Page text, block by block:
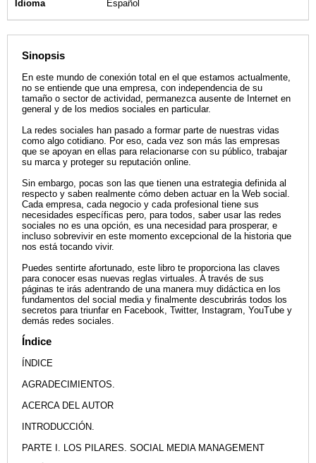
Idioma
Español
Sinopsis
En este mundo de conexión total en el que estamos actualmente,
no se entiende que una empresa, con independencia de su
tamaño o sector de actividad, permanezca ausente de Internet en
general y de los medios sociales en particular.
La redes sociales han pasado a formar parte de nuestras vidas
como algo cotidiano. Por eso, cada vez son más las empresas
que se apoyan en ellas para relacionarse con su público, trabajar
su marca y proteger su reputación online.
Sin embargo, pocas son las que tienen una estrategia definida al
respecto y saben realmente cómo deben actuar en la Web social.
Cada empresa, cada negocio y cada profesional tiene sus
necesidades específicas pero, para todos, saber usar las redes
sociales no es una opción, es una necesidad para prosperar, e
incluso sobrevivir en este momento excepcional de la historia que
nos está tocando vivir.
Puedes sentirte afortunado, este libro te proporciona las claves
para conocer esas nuevas reglas virtuales. A través de sus
páginas te irás adentrando de una manera muy didáctica en los
fundamentos del social media y finalmente descubrirás todos los
secretos para triunfar en Facebook, Twitter, Instagram, YouTube y
demás redes sociales.
Índice
ÍNDICE
AGRADECIMIENTOS.
ACERCA DEL AUTOR
INTRODUCCIÓN.
PARTE I. LOS PILARES. SOCIAL MEDIA MANAGEMENT